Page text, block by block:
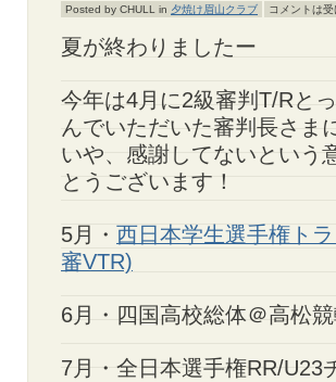
Posted by CHULL in 夕焼け眉山クラブ コメントは受
夏が終わりましたー
今年は4月に2級審判T/Rと
んでいただいた審判長さま
いや、感謝してないという
とうございます！
5月・ 西日本学生選手権ト
審VTR)
6月・四国高校総体＠高松
7月・全日本選手権RR/U23